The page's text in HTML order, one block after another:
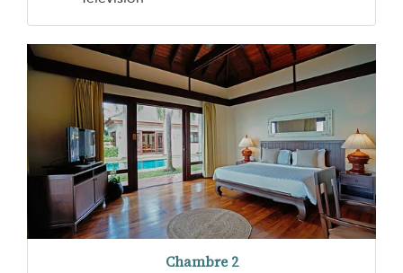
Chambre 2